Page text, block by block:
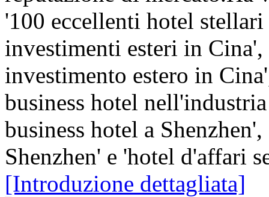
'100 eccellenti hotel
investimenti esteri in
investimento estero in
business hotel
business hotel a
Shenzhen' e 'hotel d'affari
[Introduzione dettagliata]